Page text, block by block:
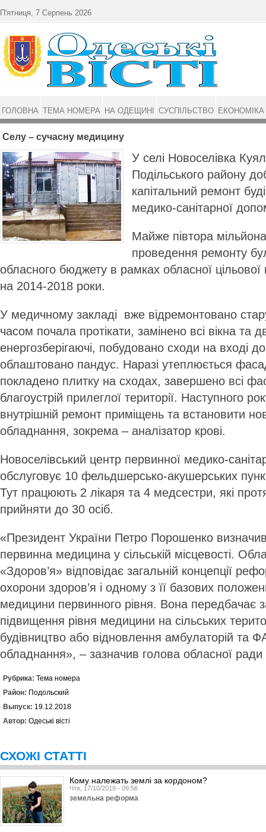
Селу – сучасну медицину
У селі Новоселівка
Подільського району
капітальний ремонт
медико-санітарної
Майже півтора
проведення ремонту
обласного бюджету в рамках обласної
на 2014-2018 роки.
У медичному закладі вже відремонтовано
часом почала протікати, замінено всі вікна та
енергозберігаючі, побудовано сходи на вході
облаштовано пандус. Наразі утеплюється
покладено плитку на сходах, завершено всі
благоустрій прилеглої території. Наступного
внутрішній ремонт приміщень та встановити
обладнання, зокрема – аналізатор крові.
Новоселівський центр первинної медико-
обслуговує 10 фельдшерсько-акушерських
Тут працюють 2 лікаря та 4 медсестри, які
прийняти до 30 осіб.
«Президент України Петро Порошенко визначив
первинна медицина у сільській місцевості.
«Здоров’я» відповідає загальній концепції
охорони здоров’я і одному з її базових
медицини первинного рівня. Вона передбачає
підвищення рівня медицини на сільських
будівництво або відновлення амбулаторій та
обладнання», – зазначив голова обласної
Рубрика: Тема номера
Район: Подольский
Выпуск: 19.12.2018
Автор: Одеські вісті
СХОЖІ СТАТТІ
Кому належать землі за кордоном?
Чтв, 17/10/2019 - 09:56
земельна реформа
П'ятниця, 7 Серпень 2026
ГОЛОВНА ТЕМА НОМЕРА НА ОДЕЩИНІ СУСПІЛЬСТВО ЕКОНОМІКА